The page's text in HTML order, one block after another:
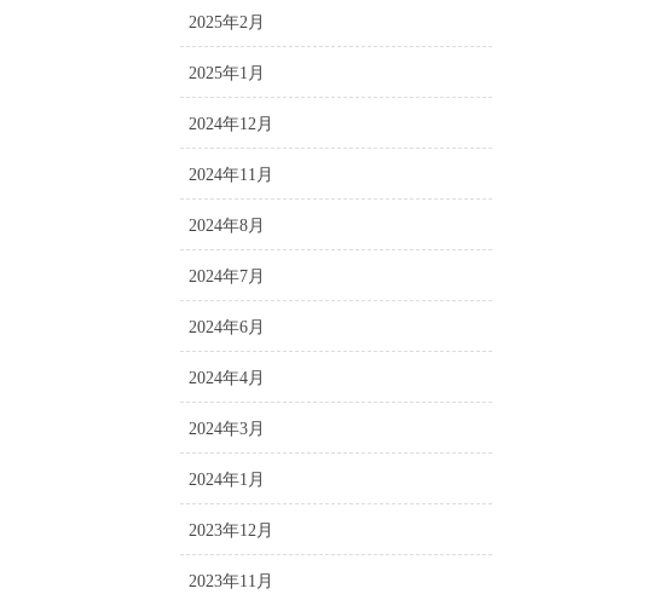
2025年2月
2025年1月
2024年12月
2024年11月
2024年8月
2024年7月
2024年6月
2024年4月
2024年3月
2024年1月
2023年12月
2023年11月